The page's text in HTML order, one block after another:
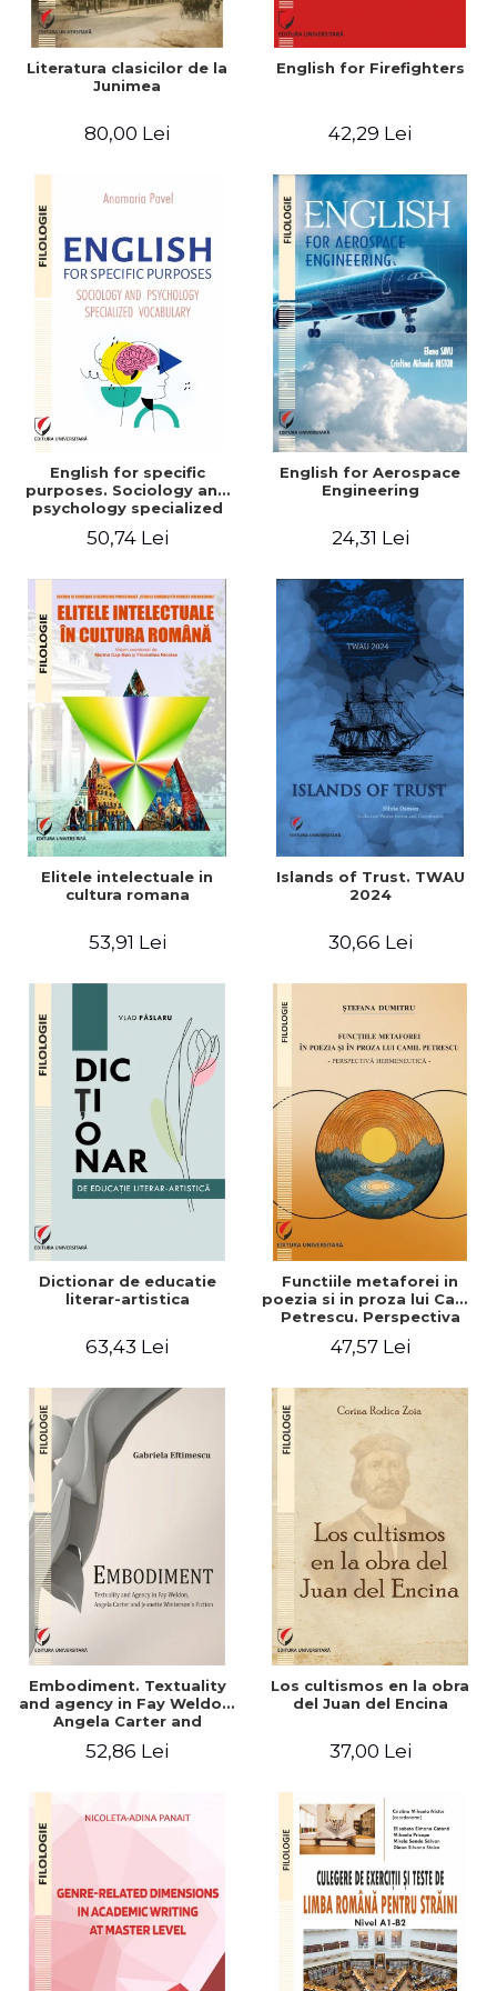
Literatura clasicilor de la
Junimea
80,00 Lei
English for Firefighters
42,29 Lei
English for specific
purposes. Sociology and
psychology specialized
50,74 Lei
English for Aerospace
Engineering
24,31 Lei
Elitele intelectuale in
cultura romana
53,91 Lei
Islands of Trust. TWAU
2024
30,66 Lei
Dictionar de educatie
literar-artistica
63,43 Lei
Functiile metaforei in
poezia si in proza lui Camil
Petrescu. Perspectiva
47,57 Lei
Embodiment. Textuality
and agency in Fay Weldon,
Angela Carter and
fiction
52,86 Lei
Los cultismos en la obra
del Juan del Encina
37,00 Lei